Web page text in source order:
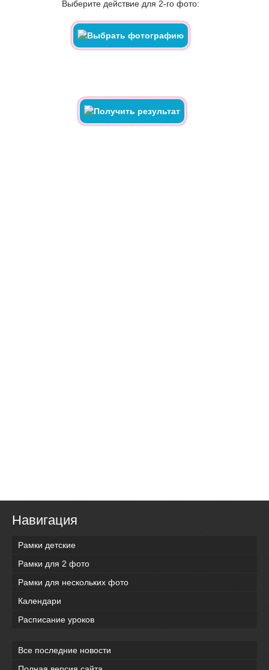
Выберите действие для 2-го фото:
Навигация
Рамки детские
Рамки для 2 фото
Рамки для нескольких фото
Календари
Расписание уроков
Все последние новости